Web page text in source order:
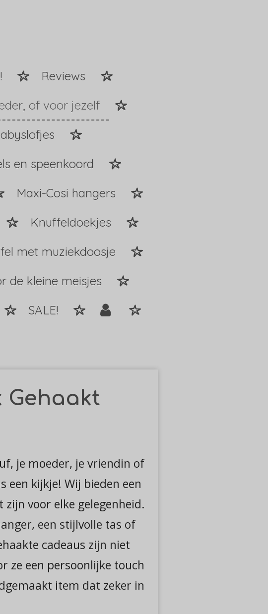
Reviews
of voor jezelf
en speenkoord
Maxi-Cosi hangers
Knuffeldoekjes
met muziekdoosje
de kleine meisjes
SALE!
Gehaakt
je moeder, je vriendin of
een kijkje! Wij bieden een
voor elke gelegenheid.
een stijlvolle tas of
cadeaus zijn niet
ze een persoonlijke touch
item dat zeker in